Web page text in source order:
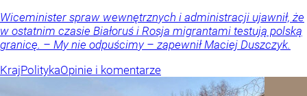
Wiceminister spraw wewnętrznych i administracji ujawnił, że
w ostatnim czasie Białoruś i Rosja migrantami testują polską
granicę. – My nie odpuścimy – zapewnił Maciej Duszczyk.
KrajPolitykaOpinie i komentarze